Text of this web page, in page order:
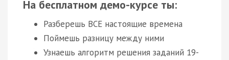
На бесплатном демо-курсе ты:
Разберешь ВСЕ настоящие времена
Поймешь разницу между ними
Узнаешь алгоритм решения заданий 19-